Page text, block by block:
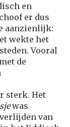
en
er dus
aanzienlijk:
wekte het
Vooral
de
sterk. Het
was
van